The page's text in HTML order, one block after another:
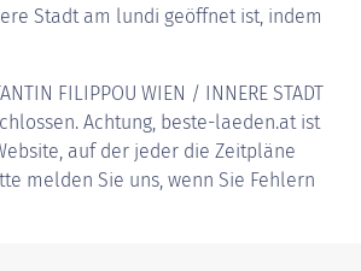
Stadt am lundi geöffnet ist, indem
FILIPPOU WIEN / INNERE STADT
Achtung, beste-laeden.at ist
auf der jeder die Zeitpläne
melden Sie uns, wenn Sie Fehlern